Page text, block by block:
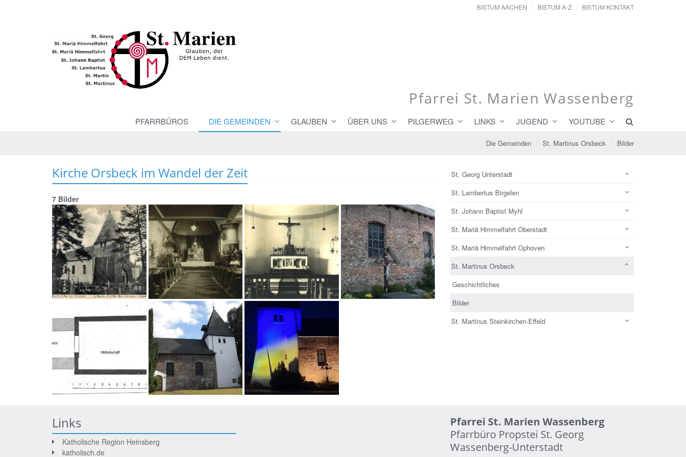
BISTUM AACHEN BISTUM A-Z BISTUM KONTAKT
Pfarrei St. Marien Wassenberg
PFARRBÜROS DIE GEMEINDEN GLAUBEN ÜBER UNS PILGERWEG LINKS JUGEND YOUTUBE
Die Gemeinden St. Martinus Orsbeck Bilder
Kirche Orsbeck im Wandel der Zeit
7 Bilder
St. Georg Unterstadt
St. Lambertus Birgelen
St. Johann Baptist Myhl
St. Mariä Himmelfahrt Oberstadt
St. Mariä Himmelfahrt Ophoven
St. Martinus Orsbeck
Geschichtliches
Bilder
St. Martinus Steinkirchen-Effeld
Links
Katholische Region Heinsberg
katholisch.de
Pfarrei St. Marien Wassenberg
Pfarrbüro Propstei St. Georg
Wassenberg-Unterstadt